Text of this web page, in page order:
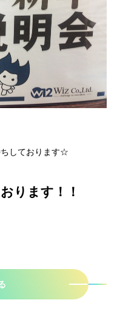
ちしております☆
ります！！